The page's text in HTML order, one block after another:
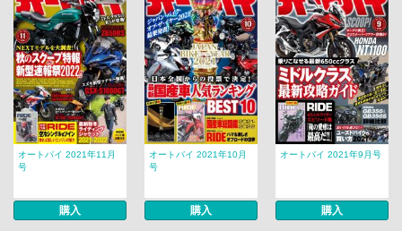
オートバイ 2021年11月
号
購入
オートバイ 2021年10月
号
購入
オートバイ 2021年9月号
購入